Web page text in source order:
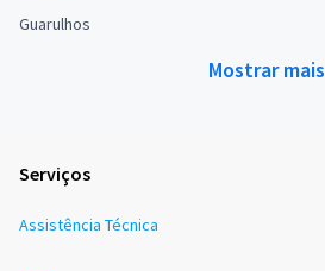
Guarulhos
Mostrar mais
Serviços
Assistência Técnica